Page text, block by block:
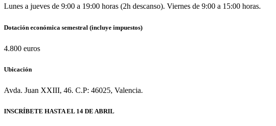
Lunes a jueves de 9:00 a 19:00 horas (2h descanso). Viernes de 9:00 a 15:00 horas.
Dotación económica semestral (incluye impuestos)
4.800 euros
Ubicación
Avda. Juan XXIII, 46. C.P: 46025, Valencia.
INSCRÍBETE HASTA EL 14 DE ABRIL